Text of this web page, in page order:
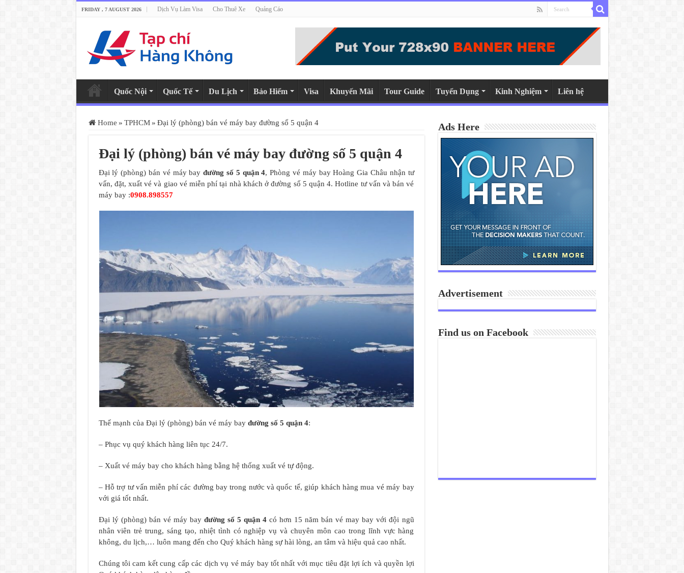
FRIDAY , 7 AUGUST 2026 Dịch Vụ Làm Visa Cho Thuê Xe Quảng Cáo
Quốc Nội Quốc Tế Du Lịch Bảo Hiểm Visa Khuyến Mãi Tour Guide Tuyển Dụng Kinh Nghiệm Liên hệ
Home » TPHCM » Đại lý (phòng) bán vé máy bay đường số 5 quận 4
Đại lý (phòng) bán vé máy bay đường số 5 quận 4
Đại lý (phòng) bán vé máy bayđường số 5 quận 4, Phòng vé máy bay Hoàng Gia Châu nhận tư
vấn, đặt, xuất vé và giao vé miễn phí tại nhà khách ở đường số 5 quận 4. Hotline tư vấn và bán vé
máy bay :0908.898557
Thế mạnh của Đại lý (phòng) bán vé máy bay đường số 5 quận 4:
– Phục vụ quý khách hàng liên tục 24/7.
– Xuất vé máy bay cho khách hàng bằng hệ thống xuất vé tự động.
– Hỗ trợ tư vấn miễn phí các đường bay trong nước và quốc tế, giúp khách hàng mua vé máy bay
với giá tốt nhất.
Đại lý (phòng) bán vé máy bay đường số 5 quận 4có hơn 15 năm bán vé may bay với đội ngũ
nhân viên trẻ trung, sáng tạo, nhiệt tình có nghiệp vụ và chuyên môn cao trong lĩnh vực hàng
không, du lịch,… luôn mang đến cho Quý khách hàng sự hài lòng, an tâm và hiệu quả cao nhất.
Chúng tôi cam kết cung cấp các dịch vụ vé máy bay tốt nhất với mục tiêu đặt lợi ích và quyền lợi
Ads Here
Advertisement
Find us on Facebook